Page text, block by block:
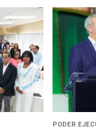
PODER